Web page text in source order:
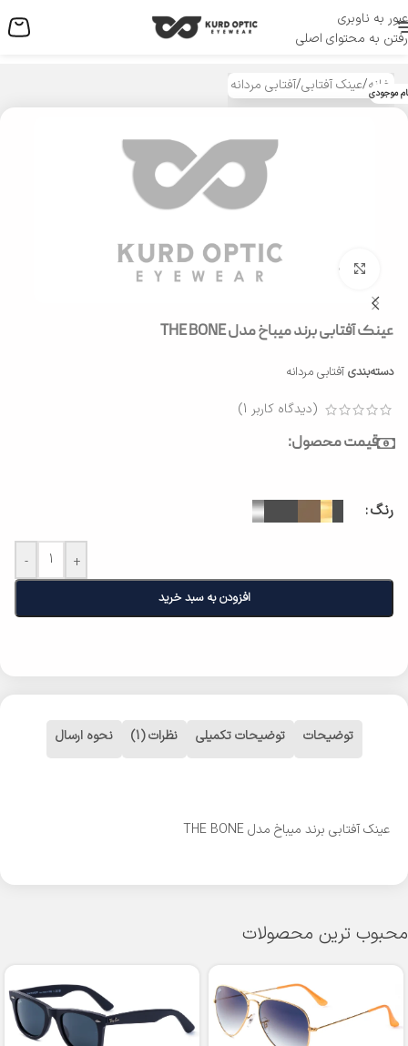
عبور به ناوبری
رفتن به محتوای اصلی
منو
خانه/عینک آفتابی/آفتابی مردانه موجودی
بزرگنمایی تصویر
عینک آفتابی برند میباخ مدل THE BONE
دسته‌بندی آفتابی مردانه
(دیدگاه کاربر 1
)
قیمت محصول:
رنگ
- +
افزودن به سبد خرید
توضیحات توضیحات تکمیلی نظرات (1) نحوه ارسال
عینک آفتابی برند میباخ مدل THE BONE
محبوب ترین محصولات